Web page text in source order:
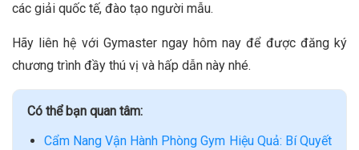
các giải quốc tế, đào tạo người mẫu.
Hãy liên hệ với Gymaster ngay hôm nay để được đăng ký
chương trình đầy thú vị và hấp dẫn này nhé.
Có thể bạn quan tâm:
Cẩm Nang Vận Hành Phòng Gym Hiệu Quả: Bí Quyết